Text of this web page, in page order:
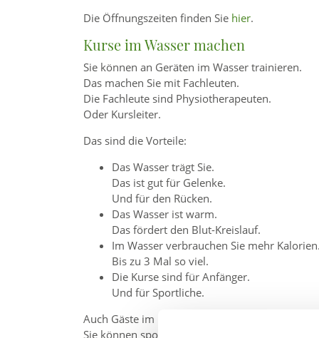
Die Öffnungszeiten finden Sie hier.
Kurse im Wasser machen
Sie können an Geräten im Wasser trainieren.
Das machen Sie mit Fachleuten.
Die Fachleute sind Physiotherapeuten.
Oder Kursleiter.
Das sind die Vorteile:
Das Wasser trägt Sie.
Das ist gut für Gelenke.
Und für den Rücken.
Das Wasser ist warm.
Das fördert den Blut-Kreislauf.
Im Wasser verbrauchen Sie mehr
Bis zu 3 Mal so viel.
Die Kurse sind für Anfänger.
Und für Sportliche.
Auch Gäste im Urlaub sind willkommen.
Sie können spontan einen Kurs buchen.